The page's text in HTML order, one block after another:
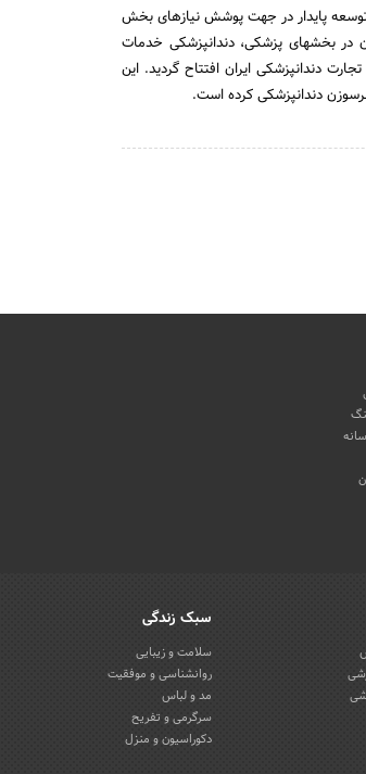
پایدار در جهت پوشش نیازهای بخش
است و هم اکنون در بخشهای پزشکی، دندانپزشکی خدمات
دندانپزشکی ایران افتتاح گردید. این
دندانپزشکی کرده است.
سبک زندگی
سلامت و زیبایی
روانشناسی و موفقیت
مد و لباس
سرگرمی و تفریح
دکوراسیون و منزل